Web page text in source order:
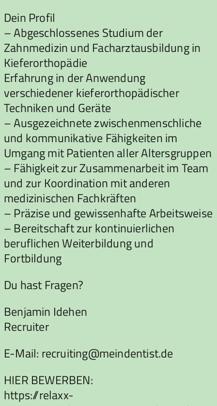
Dein Profil
– Abgeschlossenes Studium der
Zahnmedizin und Facharztausbildung in
Kieferorthopädie
Erfahrung in der Anwendung
verschiedener kieferorthopädischer
Techniken und Geräte
– Ausgezeichnete zwischenmenschliche
und kommunikative Fähigkeiten im
Umgang mit Patienten aller Altersgruppen
– Fähigkeit zur Zusammenarbeit im Team
und zur Koordination mit anderen
medizinischen Fachkräften
– Präzise und gewissenhafte Arbeitsweise
– Bereitschaft zur kontinuierlichen
beruflichen Weiterbildung und
Fortbildung
Du hast Fragen?
Benjamin Idehen
Recruiter
E-Mail: recruiting@meindentist.de
HIER BEWERBEN:
https://relaxx-